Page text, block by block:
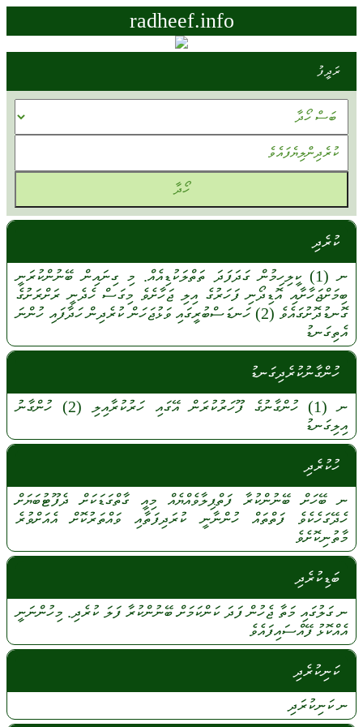
radheef.info
ރަދީފު
ކުރެދި
ނ (1) ކީލިހިމުންގަދަފަދަ ތަތްލަކުޑިއެއް. މިގިނައިންބޭނުންކުރަނީ
ބިމަށްޖަހާށާއިއޮޑިދޯނިފަހަރުގެއިލިޖަހާށެވެ މިގަސްހެދެނީ ރަށްރަށުގެ
ގޮނޑުދޮށުގައެވެ (2) ހަނޑަސްބުރީގައިވަޅުޖަހަންކުރެދިންހަދާފައި ހުންނަ
އެތިގަނޑު
ހުންގާނުކުރެދިގަނޑު
ނ (1) ހުންގާނުގެފޫހަރުކުރަންއޭގައިހަރުކުރާއިލި (2)
ހުންގާނު
އިލިގަނޑު
ހުކުރެދި
ނބޭހަށްބޭނުންކުރާފަތްޕިލާވެއްޔެއް މިއީގާތްގަޑަކަށް ދެފޫޓުބަޔަށް
ހެދޭގަހެކެވެފަތްތައްހުންނާނީ ކުރަދިފަތާއިވައްތަރުކޮށްއެއަށްވުރެ
މާތުނިކޮށެވެ
ބަޑިކުރެދި
ނގަލުގައިމަތާޖެހުންފަދަކަންކަމަށްބޭނުންކުރާފަލަ ކުރެދި. މިހުންނަނީ
އެއްކޮޅުފޭއްސައިފައެވެ
ކަނިކުރެދި
ނކަނިކުރަދި